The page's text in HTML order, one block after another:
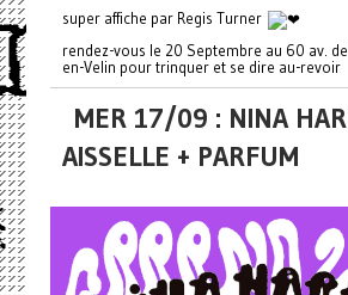
super affiche par Regis Turner
rendez-vous le 20 Septembre au 60 av.
en-Velin pour trinquer et se dire au-revoir
MER 17/09 : NINA
AISSELLE + PARFUM